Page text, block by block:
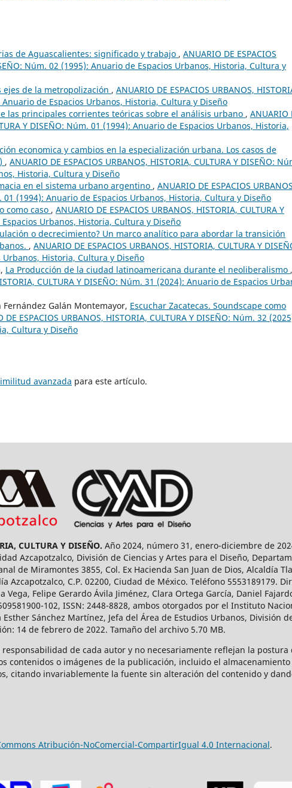
de Aguascalientes: significado y trabajo , ANUARIO DE ESPACIOS
Núm. 02 (1995): Anuario de Espacios Urbanos, Historia, Cultura y
ejes de la metropolización , ANUARIO DE ESPACIOS URBANOS,
Anuario de Espacios Urbanos, Historia, Cultura y Diseño
las principales corrientes teóricas sobre el análisis urbano , ANUARIO
Y DISEÑO: Núm. 01 (1994): Anuario de Espacios Urbanos, Historia,
economica y cambios en la especialización urbana. Los casos de
, ANUARIO DE ESPACIOS URBANOS, HISTORIA, CULTURA Y DISEÑO:
Historia, Cultura y Diseño
en el sistema urbano argentino , ANUARIO DE ESPACIOS
01 (1994): Anuario de Espacios Urbanos, Historia, Cultura y Diseño
como caso , ANUARIO DE ESPACIOS URBANOS, HISTORIA, CULTURA Y
Urbanos, Historia, Cultura y Diseño
o decrecimiento? Un marco analítico para abordar la transición
, ANUARIO DE ESPACIOS URBANOS, HISTORIA, CULTURA Y
Historia, Cultura y Diseño
La Producción de la ciudad latinoamericana durante el neoliberalismo ,
CULTURA Y DISEÑO: Núm. 31 (2024): Anuario de Espacios
Galán Montemayor, Escuchar Zacatecas. Soundscape como
DE ESPACIOS URBANOS, HISTORIA, CULTURA Y DISEÑO: Núm. 32
Cultura y Diseño
avanzada para este artículo.
CULTURA Y DISEÑO. Año 2024, número 31, enero-diciembre de
Azcapotzalco, División de Ciencias y Artes para el Diseño,
de Miramontes 3855, Col. Ex Hacienda San Juan de Dios, Alcaldía
Azcapotzalco, C.P. 02200, Ciudad de México. Teléfono 5553189179.
Vega, Felipe Gerardo Ávila Jiménez, Clara Ortega García, Daniel
102, ISSN: 2448-8828, ambos otorgados por el Instituto
Sánchez Martínez, Jefa del Área de Estudios Urbanos, División
14 de febrero de 2022. Tamaño del archivo 5.70 MB.
de cada autor y no necesariamente reflejan la
contenidos o imágenes de la publicación, incluido el
citando invariablemente la fuente sin alteración del contenido y
Atribución-NoComercial-CompartirIgual 4.0 Internacional.